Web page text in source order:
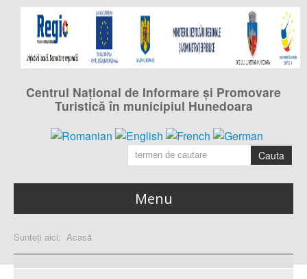
Centrul Naţional de Informare şi Promovare
Turistică în municipiul Hunedoara
Cauta
Menu
Acasa
pagina principală
Sunteți aici: Acasă